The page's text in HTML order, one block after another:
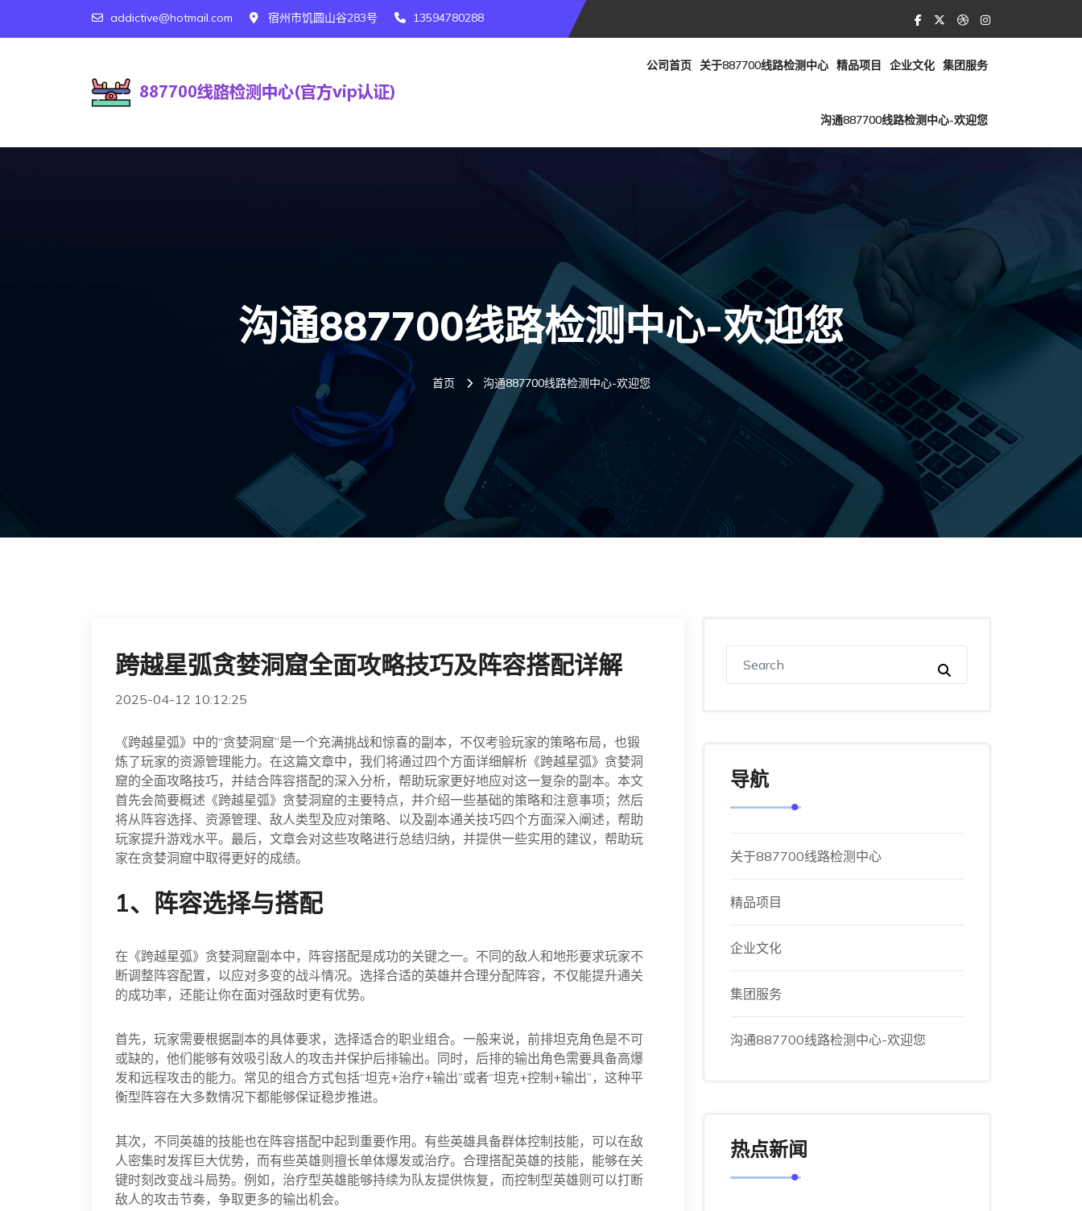
addictive@hotmail.com 宿州市饥圆山谷283号 13594780288
公司首页 关于887700线路检测中心 精品项目 企业文化 集团服务
沟通887700线路检测中心-欢迎您
沟通887700线路检测中心-欢迎您
首页 沟通887700线路检测中心-欢迎您
跨越星弧贪婪洞窟全面攻略技巧及阵容搭配详解
2025-04-12 10:12:25
《跨越星弧》中的“贪婪洞窟”是一个充满挑战和惊喜的副本，不仅考验玩家的策略布局，也锻
炼了玩家的资源管理能力。在这篇文章中，我们将通过四个方面详细解析《跨越星弧》贪婪洞
窟的全面攻略技巧，并结合阵容搭配的深入分析，帮助玩家更好地应对这一复杂的副本。本文
首先会简要概述《跨越星弧》贪婪洞窟的主要特点，并介绍一些基础的策略和注意事项；然后
将从阵容选择、资源管理、敌人类型及应对策略、以及副本通关技巧四个方面深入阐述，帮助
玩家提升游戏水平。最后，文章会对这些攻略进行总结归纳，并提供一些实用的建议，帮助玩
家在贪婪洞窟中取得更好的成绩。
1、阵容选择与搭配
在《跨越星弧》贪婪洞窟副本中，阵容搭配是成功的关键之一。不同的敌人和地形要求玩家不
断调整阵容配置，以应对多变的战斗情况。选择合适的英雄并合理分配阵容，不仅能提升通关
的成功率，还能让你在面对强敌时更有优势。
首先，玩家需要根据副本的具体要求，选择适合的职业组合。一般来说，前排坦克角色是不可
或缺的，他们能够有效吸引敌人的攻击并保护后排输出。同时，后排的输出角色需要具备高爆
发和远程攻击的能力。常见的组合方式包括“坦克+治疗+输出”或者“坦克+控制+输出”，这种平
衡型阵容在大多数情况下都能够保证稳步推进。
其次，不同英雄的技能也在阵容搭配中起到重要作用。有些英雄具备群体控制技能，可以在敌
人密集时发挥巨大优势，而有些英雄则擅长单体爆发或治疗。合理搭配英雄的技能，能够在关
键时刻改变战斗局势。例如，治疗型英雄能够持续为队友提供恢复，而控制型英雄则可以打断
敌人的攻击节奏，争取更多的输出机会。
导航
关于887700线路检测中心
精品项目
企业文化
集团服务
沟通887700线路检测中心-欢迎您
热点新闻